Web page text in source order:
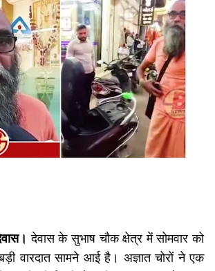
देवास के सुभाष चौक क्षेत्र में सोमवार को
बड़ी वारदात सामने आई है। अज्ञात चोरों ने एक